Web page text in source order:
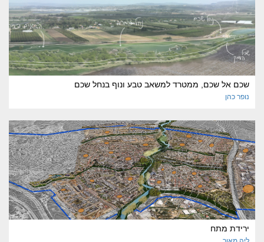
שכם אל שכם, ממטרד למשאב טבע ונוף בנחל שכם
נופר כהן
ירידת מתח